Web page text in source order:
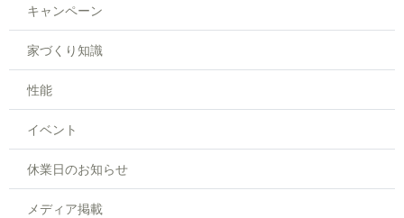
キャンペーン
家づくり知識
性能
イベント
休業日のお知らせ
メディア掲載